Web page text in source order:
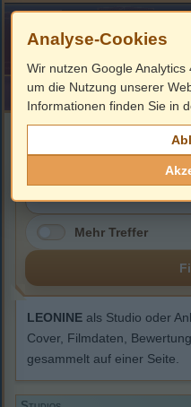
HOME ImpressumLinks
Mehr Treffer
LEONINE als Studio oder
Cover, Filmdaten,
gesammelt auf einer Seite.
Analyse-Cookies
Wir nutzen Google Analytics
um die Nutzung unserer
Informationen finden Sie in